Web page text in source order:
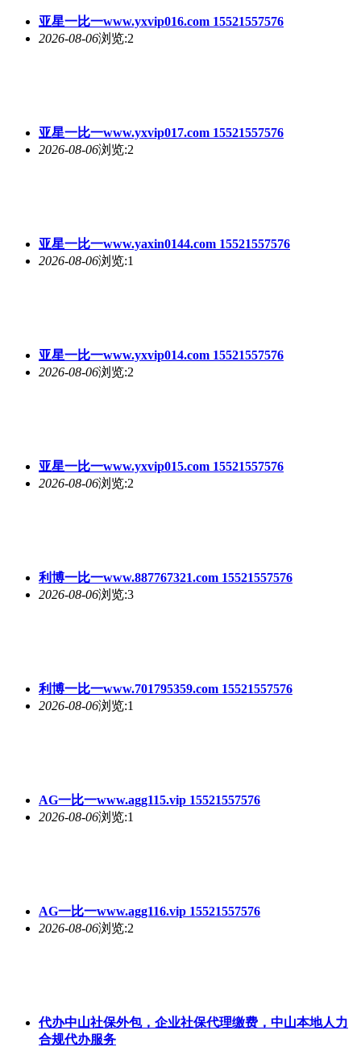
亚星一比一www.yxvip016.com 15521557576
2026-08-06浏览:2
亚星一比一www.yxvip017.com 15521557576
2026-08-06浏览:2
亚星一比一www.yaxin0144.com 15521557576
2026-08-06浏览:1
亚星一比一www.yxvip014.com 15521557576
2026-08-06浏览:2
亚星一比一www.yxvip015.com 15521557576
2026-08-06浏览:2
利博一比一www.887767321.com 15521557576
2026-08-06浏览:3
利博一比一www.701795359.com 15521557576
2026-08-06浏览:1
AG一比一www.agg115.vip 15521557576
2026-08-06浏览:1
AG一比一www.agg116.vip 15521557576
2026-08-06浏览:2
代办中山社保外包，企业社保代理缴费，中山本地人力
合规代办服务